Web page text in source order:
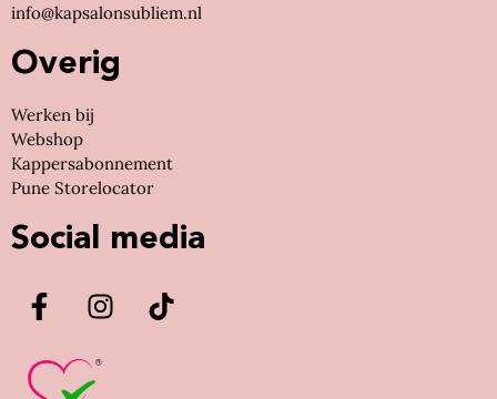
info@kapsalonsubliem.nl
Overig
Werken bij
Webshop
Kappersabonnement
Pune Storelocator
Social media